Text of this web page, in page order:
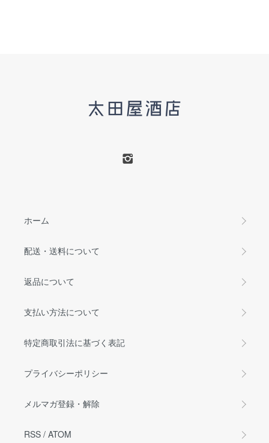
ホーム
配送・送料について
返品について
支払い方法について
特定商取引法に基づく表記
プライバシーポリシー
メルマガ登録・解除
RSS / ATOM